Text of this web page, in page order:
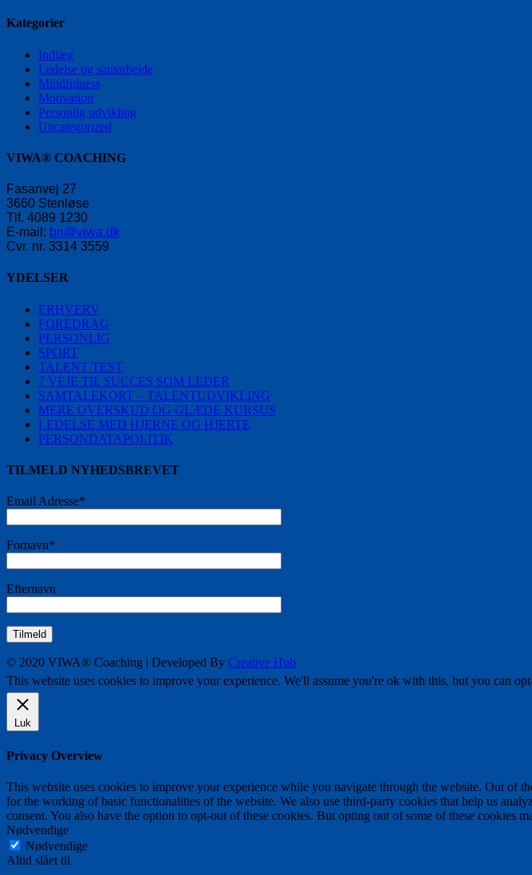
Kategorier
Indlæg
Ledelse og samarbejde
Mindfulness
Motivation
Personlig udvikling
Uncategorized
VIWA® COACHING
Fasanvej 27
3660 Stenløse
Tlf. 4089 1230
E-mail: bn@viwa.dk
Cvr. nr. 3314 3559
YDELSER
ERHVERV
FOREDRAG
PERSONLIG
SPORT
TALENT TEST
7 VEJE TIL SUCCES SOM LEDER
SAMTALEKORT – TALENTUDVIKLING
MERE OVERSKUD OG GLÆDE KURSUS
LEDELSE MED HJERNE OG HJERTE
PERSONDATAPOLITIK
TILMELD NYHEDSBREVET
Email Adresse*
Fornavn*
Efternavn
© 2020 VIWA® Coaching | Developed By Creative Hub
This website uses cookies to improve your experience. We'll assume you're ok with this, but you can
Luk
Privacy Overview
This website uses cookies to improve your experience while you navigate through the website. Out of
for the working of basic functionalities of the website. We also use third-party cookies that help us
consent. You also have the option to opt-out of these cookies. But opting out of some of these cookies
Nødvendige
Nødvendige
Altid slået til